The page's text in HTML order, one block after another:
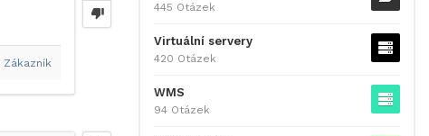
Zákazník
445 Otázek
Virtuální servery
420 Otázek
WMS
94 Otázek